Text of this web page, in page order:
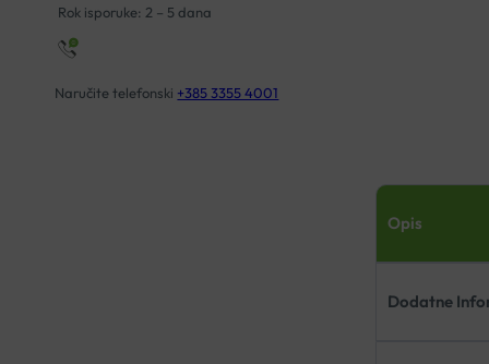
Rok isporuke: 2 – 5 dana
Naručite telefonski +385 3355 4001
Opis
Dodatne